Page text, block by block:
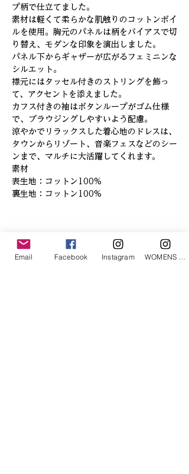
プ柄で仕立てました。
素材は軽くて柔らかな肌触りのコットンボイ
ルを使用。胸元のパネルは柄をバイアスで切
り替え、モダンな印象を演出しました。
パネル下からギャザーが広がるフェミニンな
シルエット。
襟元にはタッセル付きのストリングを飾っ
て、アクセントを添えました。
カフス付きの袖はボタンループがゴム仕様
で、ブラウジングしやすいよう配慮。
涼やかでリラックスした着心地のドレスは、
タウンからリゾート、音楽フェスなどのシー
ンまで、マルチに大活躍してくれます。
素材
表生地：コットン100%
裏生地：コットン100%
「あなたへのお勧めアイテム」
Email Facebook Instagram